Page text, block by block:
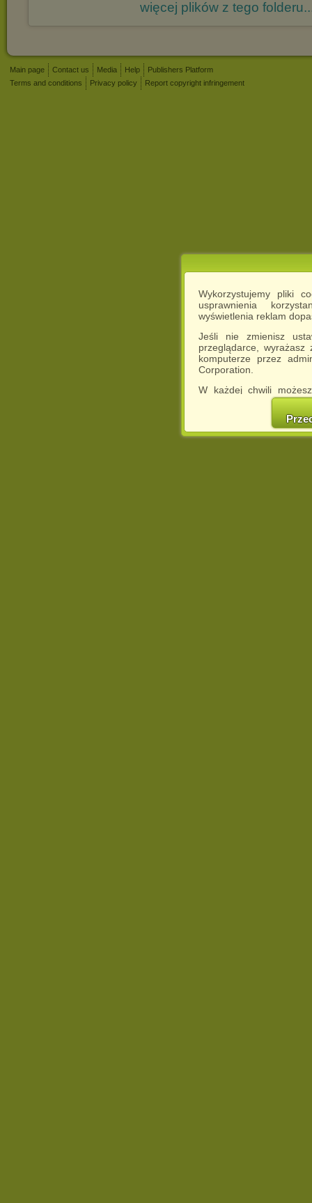
Wykorzystujemy pliki
usprawnienia
wyświetlenia reklam
Jeśli nie zmienisz
przeglądarce,
komputerze przez
Corporation.
W każdej chwili
cookies w swojej
w naszej
http://chomikuj.pl/
więcej plików z tego
Main page Contact us Media Help
Publishers Platform
Terms and conditions
Privacy policy Report copyright infringement